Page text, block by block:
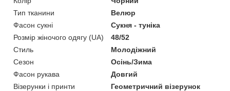
Тип тканини
Велюр
Фасон сукні
Сукня - туніка
Розмір жіночого одягу (UA)
48/52
Стиль
Молодіжний
Сезон
Осінь/Зима
Фасон рукава
Довгий
Візерунки і принти
Геометричний візерунок